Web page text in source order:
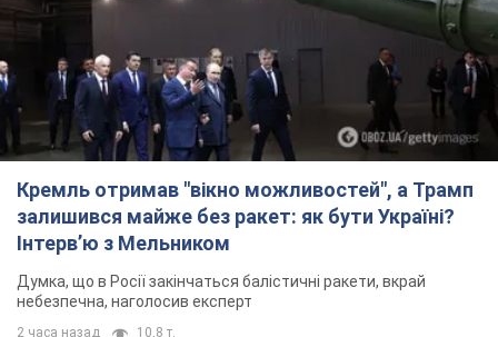
Кремль отримав "вікно можливостей", а Трамп
залишився майже без ракет: як бути Україні?
Інтерв’ю з Мельником
Думка, що в Росії закінчаться балістичні ракети, вкрай
небезпечна, наголосив експерт
2 часа назад 10,8 т.